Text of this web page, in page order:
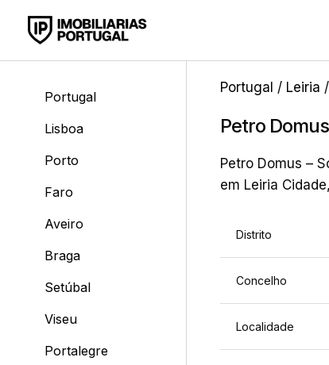
Portugal
Lisboa
Porto
Faro
Aveiro
Braga
Setúbal
Viseu
Portalegre
Portugal / Leiria /
Petro
Petro Domus –
em Leiria
Distrito
Concelho
Localidade